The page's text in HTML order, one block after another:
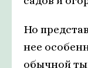
Но
нее
обычной